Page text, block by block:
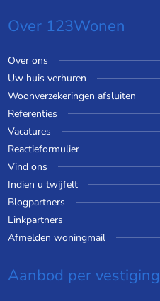
Over 123Wonen
Over ons
Uw huis verhuren
Woonverzekeringen afsluiten
Referenties
Vacatures
Reactieformulier
Vind ons
Indien u twijfelt
Blogpartners
Linkpartners
Afmelden woningmail
Aanbod per vestiging